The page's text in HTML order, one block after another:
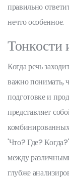
правильно
нечто особенное.
Тонкости
Когда речь
важно понимать,
подготовке и
представляет
'Что? Где?
между
глубже